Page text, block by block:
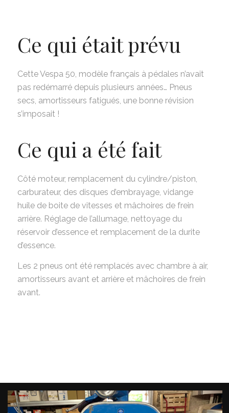
Ce qui était prévu
Cette Vespa 50, modèle français à pédales n’avait
pas redémarré depuis plusieurs années… Pneus
secs, amortisseurs fatigués, une bonne révision
s’imposait !
Ce qui a été fait
Côté moteur, remplacement du cylindre/piston,
carburateur, des disques d’embrayage, vidange
huile de boite de vitesses et mâchoires de frein
arrière. Réglage de l’allumage, nettoyage du
réservoir d’essence et remplacement de la durite
d’essence.
Les 2 pneus ont été remplacés avec chambre à air,
amortisseurs avant et arrière et mâchoires de frein
avant.